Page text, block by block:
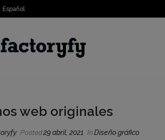
Español
web originales
Posted29 abril, 2021 InDiseño gráfico